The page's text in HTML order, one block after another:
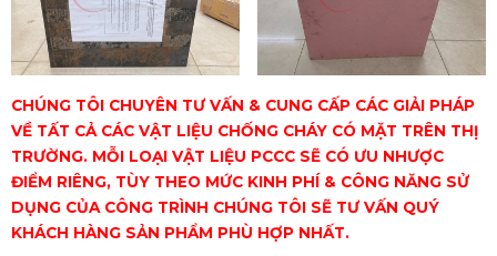
CHÚNG TÔI CHUYÊN TƯ VẤN & CUNG CẤP CÁC GIẢI PHÁP
VỀ TẤT CẢ CÁC VẬT LIỆU CHỐNG CHÁY CÓ MẶT TRÊN THỊ
TRƯỜNG. MỖI LOẠI VẬT LIỆU PCCC SẼ CÓ ƯU NHƯỢC
ĐIỂM RIÊNG, TÙY THEO MỨC KINH PHÍ & CÔNG NĂNG SỬ
DỤNG CỦA CÔNG TRÌNH CHÚNG TÔI SẼ TƯ VẤN QUÝ
KHÁCH HÀNG SẢN PHẨM PHÙ HỢP NHẤT.